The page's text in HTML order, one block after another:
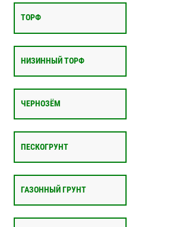
ТОРФ
НИЗИННЫЙ ТОРФ
ЧЕРНОЗЁМ
ПЕСКОГРУНТ
ГАЗОННЫЙ ГРУНТ